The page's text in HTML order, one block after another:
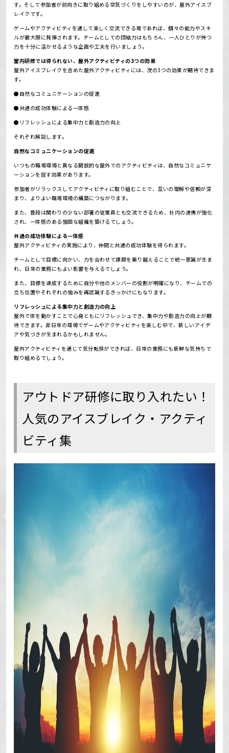
す。そして参加者が前向きに取り組める空気づくりをしやすいのが、屋外アイスブ
レイクです。
ゲームやアクティビティを通して楽しく交流できる場であれば、個々の能力やスキ
ルが最大限に発揮されます。 チームとしての団結力はもちろん、一人ひとりが持つ
力を十分に活かせるような企画や工夫を行いましょう。
室内研修では得られない、屋外アクティビティの3つの効果
屋外アイスブレイクを含めた屋外アクティビティには、次の3つの効果が期待できま
す。
●自然なコミュニケーションの促進
●共通の成功体験による一体感
●リフレッシュによる集中力と創造力の向上
それぞれ解説します。
自然なコミュニケーションの促進
いつもの職場環境と異なる開放的な屋外でのアクティビティは、自然なコミュニケ
ーションを促す効果があります。
参加者がリラックスしてアクティビティに取り組むことで、互いの理解や信頼が深
まり、よりよい職場環境の構築につながります。
また、普段は関わりの少ない部署の従業員とも交流できるため、社内の連携が強化
され、一体感のある強固な組織を築けるでしょう。
共通の成功体験による一体感
屋外アクティビティの実施により、仲間と共通の成功体験を得られます。
チームとして目標に向かい、力を合わせて課題を乗り越えることで統一意識が生ま
れ、日常の業務にもよい影響を与えるでしょう。
また、目標を達成するために自分や他のメンバーの役割が明確になり、チームでの
立ち位置やそれぞれの強みを再認識するきっかけにもなります。
リフレッシュによる集中力と創造力の向上
屋外で体を動かすことで心身ともにリフレッシュでき、集中力や創造力の向上が期
待できます。非日常の環境でゲームやアクティビティを楽しむ中で、新しいアイデ
アや気づきが生まれるかもしれません。
屋外アクティビティを通じて気分転換ができれば、日常の業務にも新鮮な気持ちで
取り組めるでしょう。
アウトドア研修に取り入れたい！
人気のアイスブレイク・アクティ
ビティ集